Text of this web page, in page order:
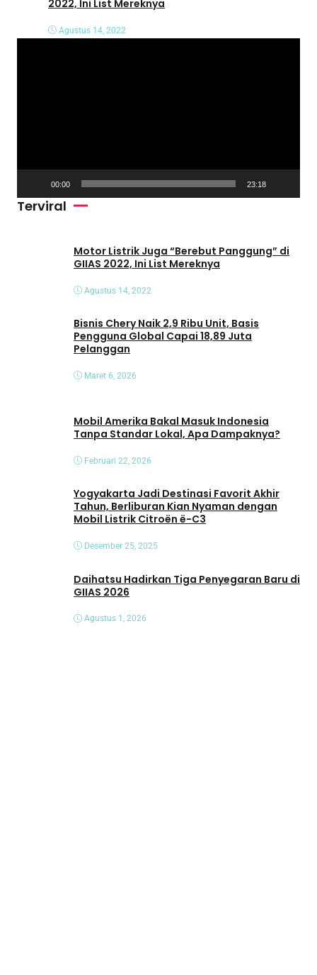
2022, Ini List Mereknya
Agustus 14, 2022
d
00:00 23:18
Terviral
Motor Listrik Juga “Berebut Panggung” di
GIIAS 2022, Ini List Mereknya
Agustus 14, 2022
Bisnis Chery Naik 2,9 Ribu Unit, Basis
Pengguna Global Capai 18,89 Juta
Pelanggan
Maret 6, 2026
Mobil Amerika Bakal Masuk Indonesia
Tanpa Standar Lokal, Apa Dampaknya?
Februari 22, 2026
Yogyakarta Jadi Destinasi Favorit Akhir
Tahun, Berliburan Kian Nyaman dengan
Mobil Listrik Citroën ë-C3
Desember 25, 2025
Daihatsu Hadirkan Tiga Penyegaran Baru di
GIIAS 2026
Agustus 1, 2026